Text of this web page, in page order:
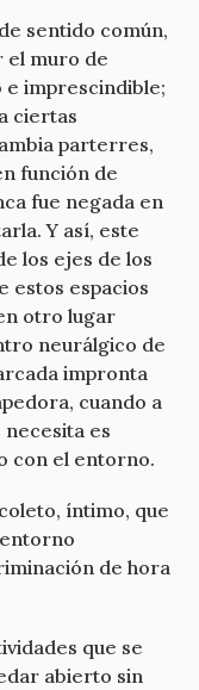
sentido común,
el muro de
e imprescindible;
ciertas
parterres,
función de
fue negada en
Y así, este
los ejes de los
estos espacios
otro lugar
neurálgico de
impronta
cuando a
es
con el entorno.
íntimo, que
de hora
que se
abierto sin